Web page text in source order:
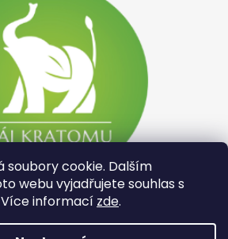
soubory cookie. Dalším
webu vyjadřujete souhlas s
informací zde.